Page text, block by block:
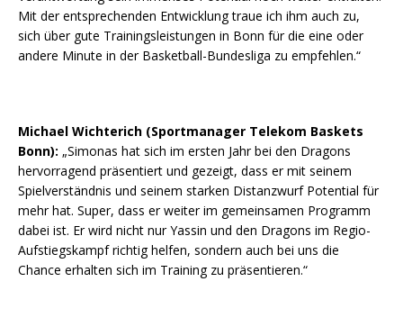
Mit der entsprechenden Entwicklung traue ich ihm auch zu,
sich über gute Trainingsleistungen in Bonn für die eine oder
andere Minute in der Basketball-Bundesliga zu empfehlen.“
Michael Wichterich (Sportmanager Telekom Baskets
Bonn): „Simonas hat sich im ersten Jahr bei den Dragons
hervorragend präsentiert und gezeigt, dass er mit seinem
Spielverständnis und seinem starken Distanzwurf Potential für
mehr hat. Super, dass er weiter im gemeinsamen Programm
dabei ist. Er wird nicht nur Yassin und den Dragons im Regio-
Aufstiegskampf richtig helfen, sondern auch bei uns die
Chance erhalten sich im Training zu präsentieren.“